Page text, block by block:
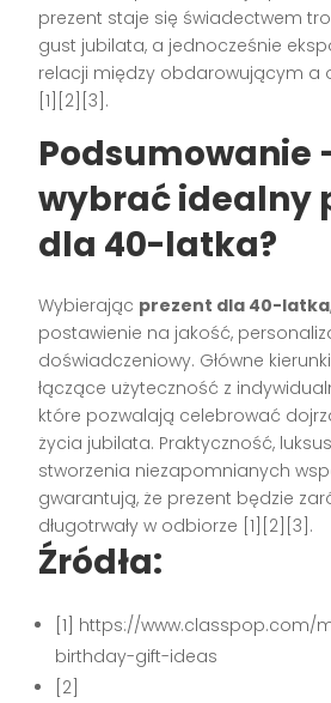
prezent staje się świadectwem
gust jubilata, a jednocześnie
relacji między obdarowującym a
[1][2][3].
Podsumowanie
wybrać idealny
dla 40-latka?
Wybierając prezent dla 40-latka
postawienie na jakość,
doświadczeniowy. Główne
łączące użyteczność z
które pozwalają celebrować
życia jubilata. Praktyczność,
stworzenia niezapomnianych
gwarantują, że prezent będzie
długotrwały w odbiorze [1][2][3].
Źródła:
[1] https://www.classpop.com/
birthday-gift-ideas
[2]